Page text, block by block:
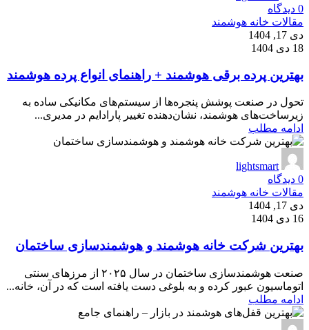
0 دیدگاه
مقالات خانه هوشمند
دی 17, 1404
18 دی 1404
بهترین پرده برقی هوشمند + راهنمای انواع پرده هوشمند
تحول در صنعت پوشش پنجره‌ها از سیستم‌های مکانیکی ساده به
زیرساخت‌های هوشمند، نشان‌دهنده تغییر پارادایم در مدیری...
ادامه مطلب
lightsmart
0 دیدگاه
مقالات خانه هوشمند
دی 17, 1404
16 دی 1404
بهترین شرکت خانه هوشمند و هوشمندسازی ساختمان
صنعت هوشمندسازی ساختمان در سال ۲۰۲۵ از مرزهای سنتی
اتوماسیون عبور کرده و به بلوغی دست یافته است که در آن، خانه...
ادامه مطلب